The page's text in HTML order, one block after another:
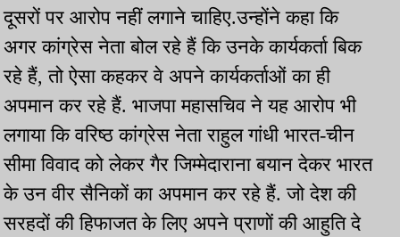
दूसरों पर आरोप नहीं लगाने चाहिए.उन्होंने कहा कि
अगर कांग्रेस नेता बोल रहे हैं कि उनके कार्यकर्ता बिक
रहे हैं, तो ऐसा कहकर वे अपने कार्यकर्ताओं का ही
अपमान कर रहे हैं. भाजपा महासचिव ने यह आरोप भी
लगाया कि वरिष्ठ कांग्रेस नेता राहुल गांधी भारत-चीन
सीमा विवाद को लेकर गैर जिम्मेदाराना बयान देकर भारत
के उन वीर सैनिकों का अपमान कर रहे हैं. जो देश की
सरहदों की हिफाजत के लिए अपने प्राणों की आहुति दे